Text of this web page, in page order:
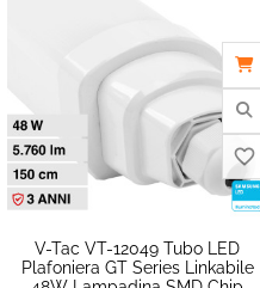
V-Tac VT-12049 Tubo LED
Plafoniera GT Series Linkabile